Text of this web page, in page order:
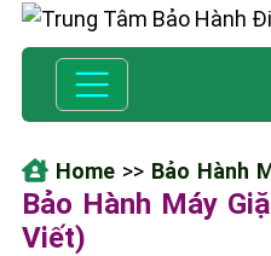
Home>> Bảo Hành
Bảo Hành Máy
Viết)